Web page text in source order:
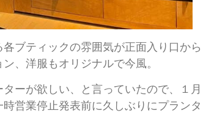
ブティックの雰囲気が正面入り口から
、洋服もオリジナルで今風。
ーが欲しい、と言っていたので、１月
営業停止発表前に久しぶりにプランタ